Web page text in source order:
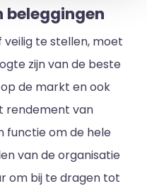
beleggingen
te stellen, moet
zijn van de beste
de markt en ook
rendement van
functie om de hele
van de organisatie
om bij te dragen tot